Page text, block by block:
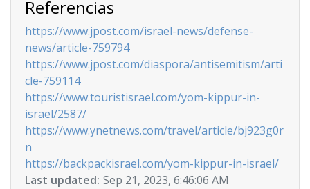
Referencias
https://www.jpost.com/israel-news/defense-
news/article-759794
https://www.jpost.com/diaspora/antisemitism/arti
cle-759114
https://www.touristisrael.com/yom-kippur-in-
israel/2587/
https://www.ynetnews.com/travel/article/bj923g0r
n
https://backpackisrael.com/yom-kippur-in-israel/
Last updated: Sep 21, 2023, 6:46:06 AM